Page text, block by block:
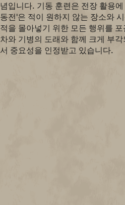
념입니다. 기동 훈련은 전장 활용
동전'은 적이 원하지 않는 장소와
적을 몰아넣기 위한 모든 행위를
차와 기병의 도래와 함께 크게 부
서 중요성을 인정받고 있습니다.